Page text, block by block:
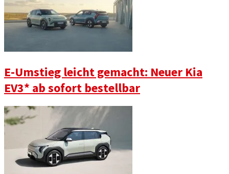
E-Umstieg leicht gemacht: Neuer Kia
EV3* ab sofort bestellbar